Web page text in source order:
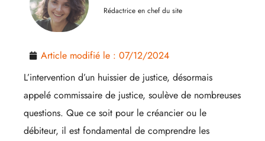
Rédactrice en chef du site
Article modifié le : 07/12/2024
L’intervention d’un huissier de justice, désormais
appelé commissaire de justice, soulève de nombreuses
questions. Que ce soit pour le créancier ou le
débiteur, il est fondamental de comprendre les